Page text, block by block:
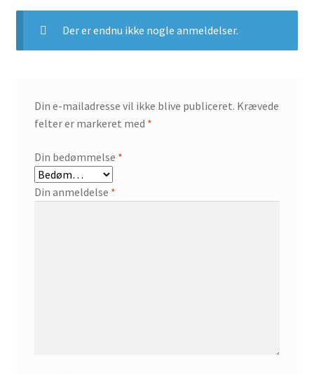
Der er endnu ikke nogle anmeldelser.
Din e-mailadresse vil ikke blive publiceret. Krævede
felter er markeret med *
Din bedømmelse *
Din anmeldelse *